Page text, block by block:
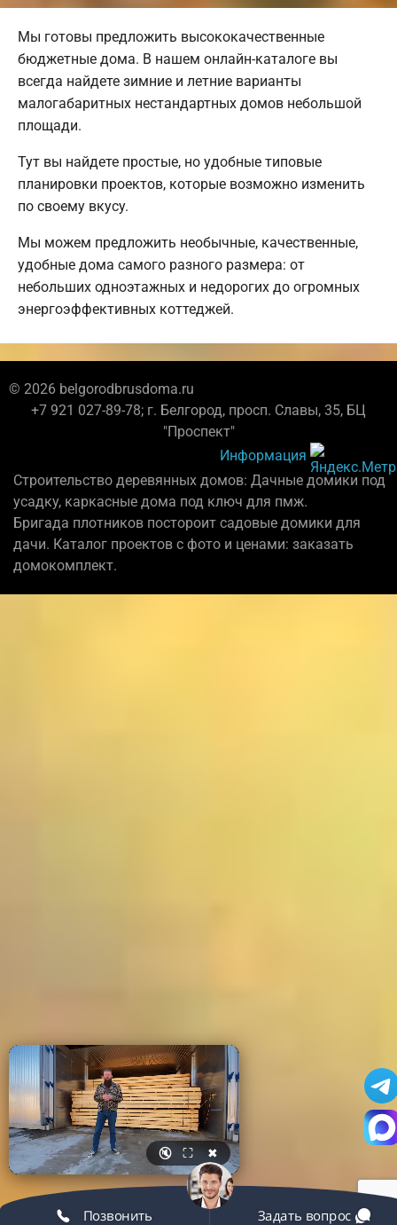
Мы готовы предложить высококачественные
бюджетные дома. В нашем онлайн-каталоге вы
всегда найдете зимние и летние варианты
малогабаритных нестандартных домов небольшой
площади.
Тут вы найдете простые, но удобные типовые
планировки проектов, которые возможно изменить
по своему вкусу.
Мы можем предложить необычные, качественные,
удобные дома самого разного размера: от
небольших одноэтажных и недорогих до огромных
энергоэффективных коттеджей.
© 2026 belgorodbrusdoma.ru
+7 921 027-89-78; г. Белгород, просп. Славы, 35, БЦ
"Проспект"
Информация
Строительство деревянных домов: Дачные домики под
усадку, каркасные дома под ключ для пмж.
Бригада плотников постороит садовые домики для
дачи. Каталог проектов с фото и ценами: заказать
домокомплект.
🔇 ⛶ ✖
Позвонить Задать вопрос